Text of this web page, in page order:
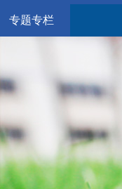
专题专栏